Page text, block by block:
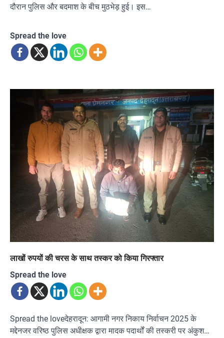
दौरान पुलिस और बदमाश के बीच मुठभेड़ हुई। इस…
Spread the love
लाखों रुपयों की चरस के साथ तस्कर को किया गिरफ्तार
Spread the love
Spread the loveदेहरादून: आगामी नगर निकाय निर्वाचन 2025 के
मद्देनजर वरिष्ठ पुलिस अधीक्षक द्वारा मादक पदार्थों की तस्करी पर अंकुश…